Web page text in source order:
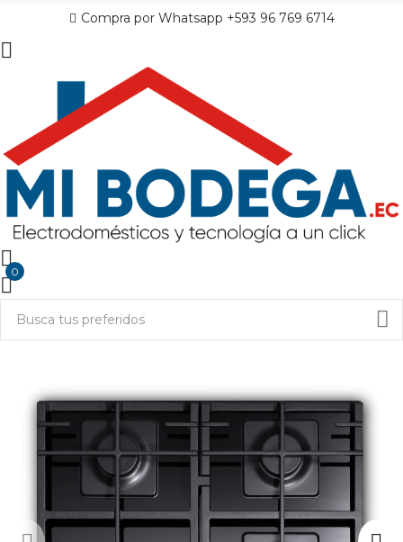
Compra por Whatsapp +593 96 769 6714
0